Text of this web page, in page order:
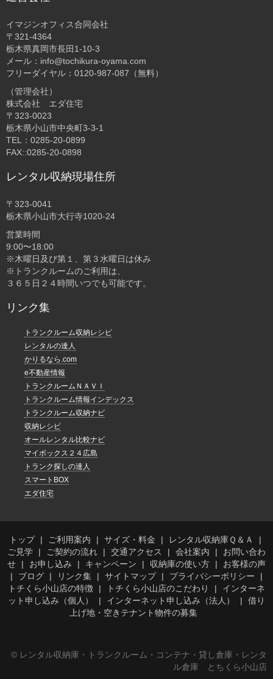
イマジンオフィス合同会社
〒321-4364
栃木県真岡市長田1-10-3
メール：info@tochikura-oyama.com
フリーダイヤル：0120-987-087（無料）
（管理会社）
株式会社 エダ住宅
〒323-0023
栃木県小山市中央町3-3-1
TEL：0285-20-0899
FAX::0285-20-0898
レンタル収納現場住所
〒323-0041
栃木県小山市大行寺1020-24
営業時間
9:00〜18:00
※木曜日及び第１、第３水曜日は休み
※トランクルームのご利用は、
３６５日２４時間いつでも可能です。
リンク集
トランクルーム収納レシピ
レンタルの達人
かりるなら.com
e不動産情報
トランクルームＮＡＶＩ
トランクルーム情報インデックス
トランクルーム収納ナビ
収納レシピ
オールレンタル比較ナビ
マイボックス２４広島
トランク探しの達人
スマートBOX
エダ住宅
トップ ご利用案内 サイズ・料金
レンタル収納庫Ｑ＆Ａ
ご見学
ご契約の流れ 交通アクセス 会社案内
お問い合わ
せ
お申し込み キャンペーン 収納庫の使い方
お客様の声
ブログ
リンク集 サイトマップ
プライバシーポリシー
トチくら小山店の特徴
トチくら小山店のこだわり
インターネ
ット申し込み（個人）
インターネット申し込み（法人）
借り
上げ地・空きテナント物件の募集
© レンタル収納庫・トランクルーム・コンテナ・貸し倉庫・レンタ
ル倉庫 とちくら小山店